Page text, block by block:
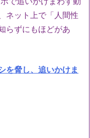
ネット上で「人間性
らずにもほどがあ
を脅し、追いかけま